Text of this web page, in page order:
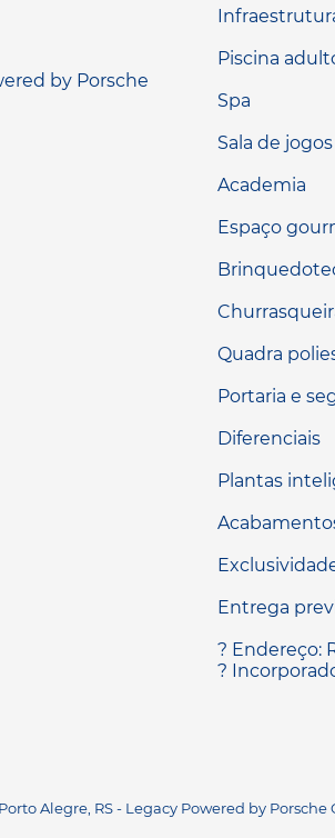
Piscina
Spa
Sala de
Academia
Espaço
Quadra
Portaria e
Diferenciais
Plantas
Entrega
? Endereço:
?
Alegre, RS - Legacy Powered by Porsche